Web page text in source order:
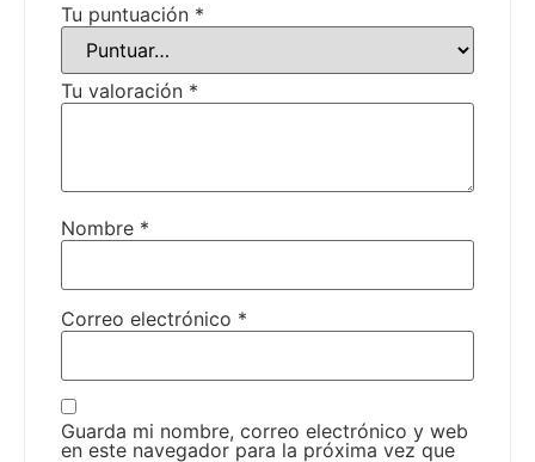
Tu puntuación *
Tu valoración *
Nombre *
Correo electrónico *
Guarda mi nombre, correo electrónico y web
en este navegador para la próxima vez que